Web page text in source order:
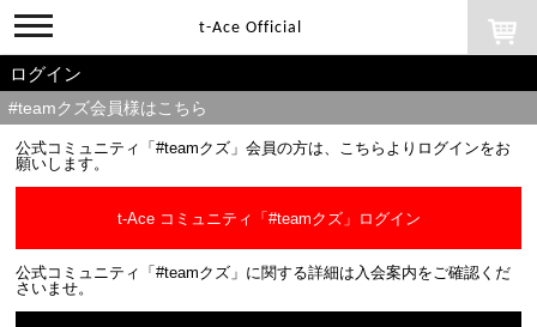
toggle
navigation
t-Ace Official
ログイン
#teamクズ会員様はこちら
公式コミュニティ「#teamクズ」会員の方は、こちらよりログインをお
願いします。
t-Ace コミュニティ「#teamクズ」ログイン
公式コミュニティ「#teamクズ」に関する詳細は入会案内をご確認くだ
さいませ。